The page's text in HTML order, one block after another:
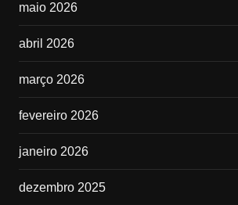
maio 2026
abril 2026
março 2026
fevereiro 2026
janeiro 2026
dezembro 2025